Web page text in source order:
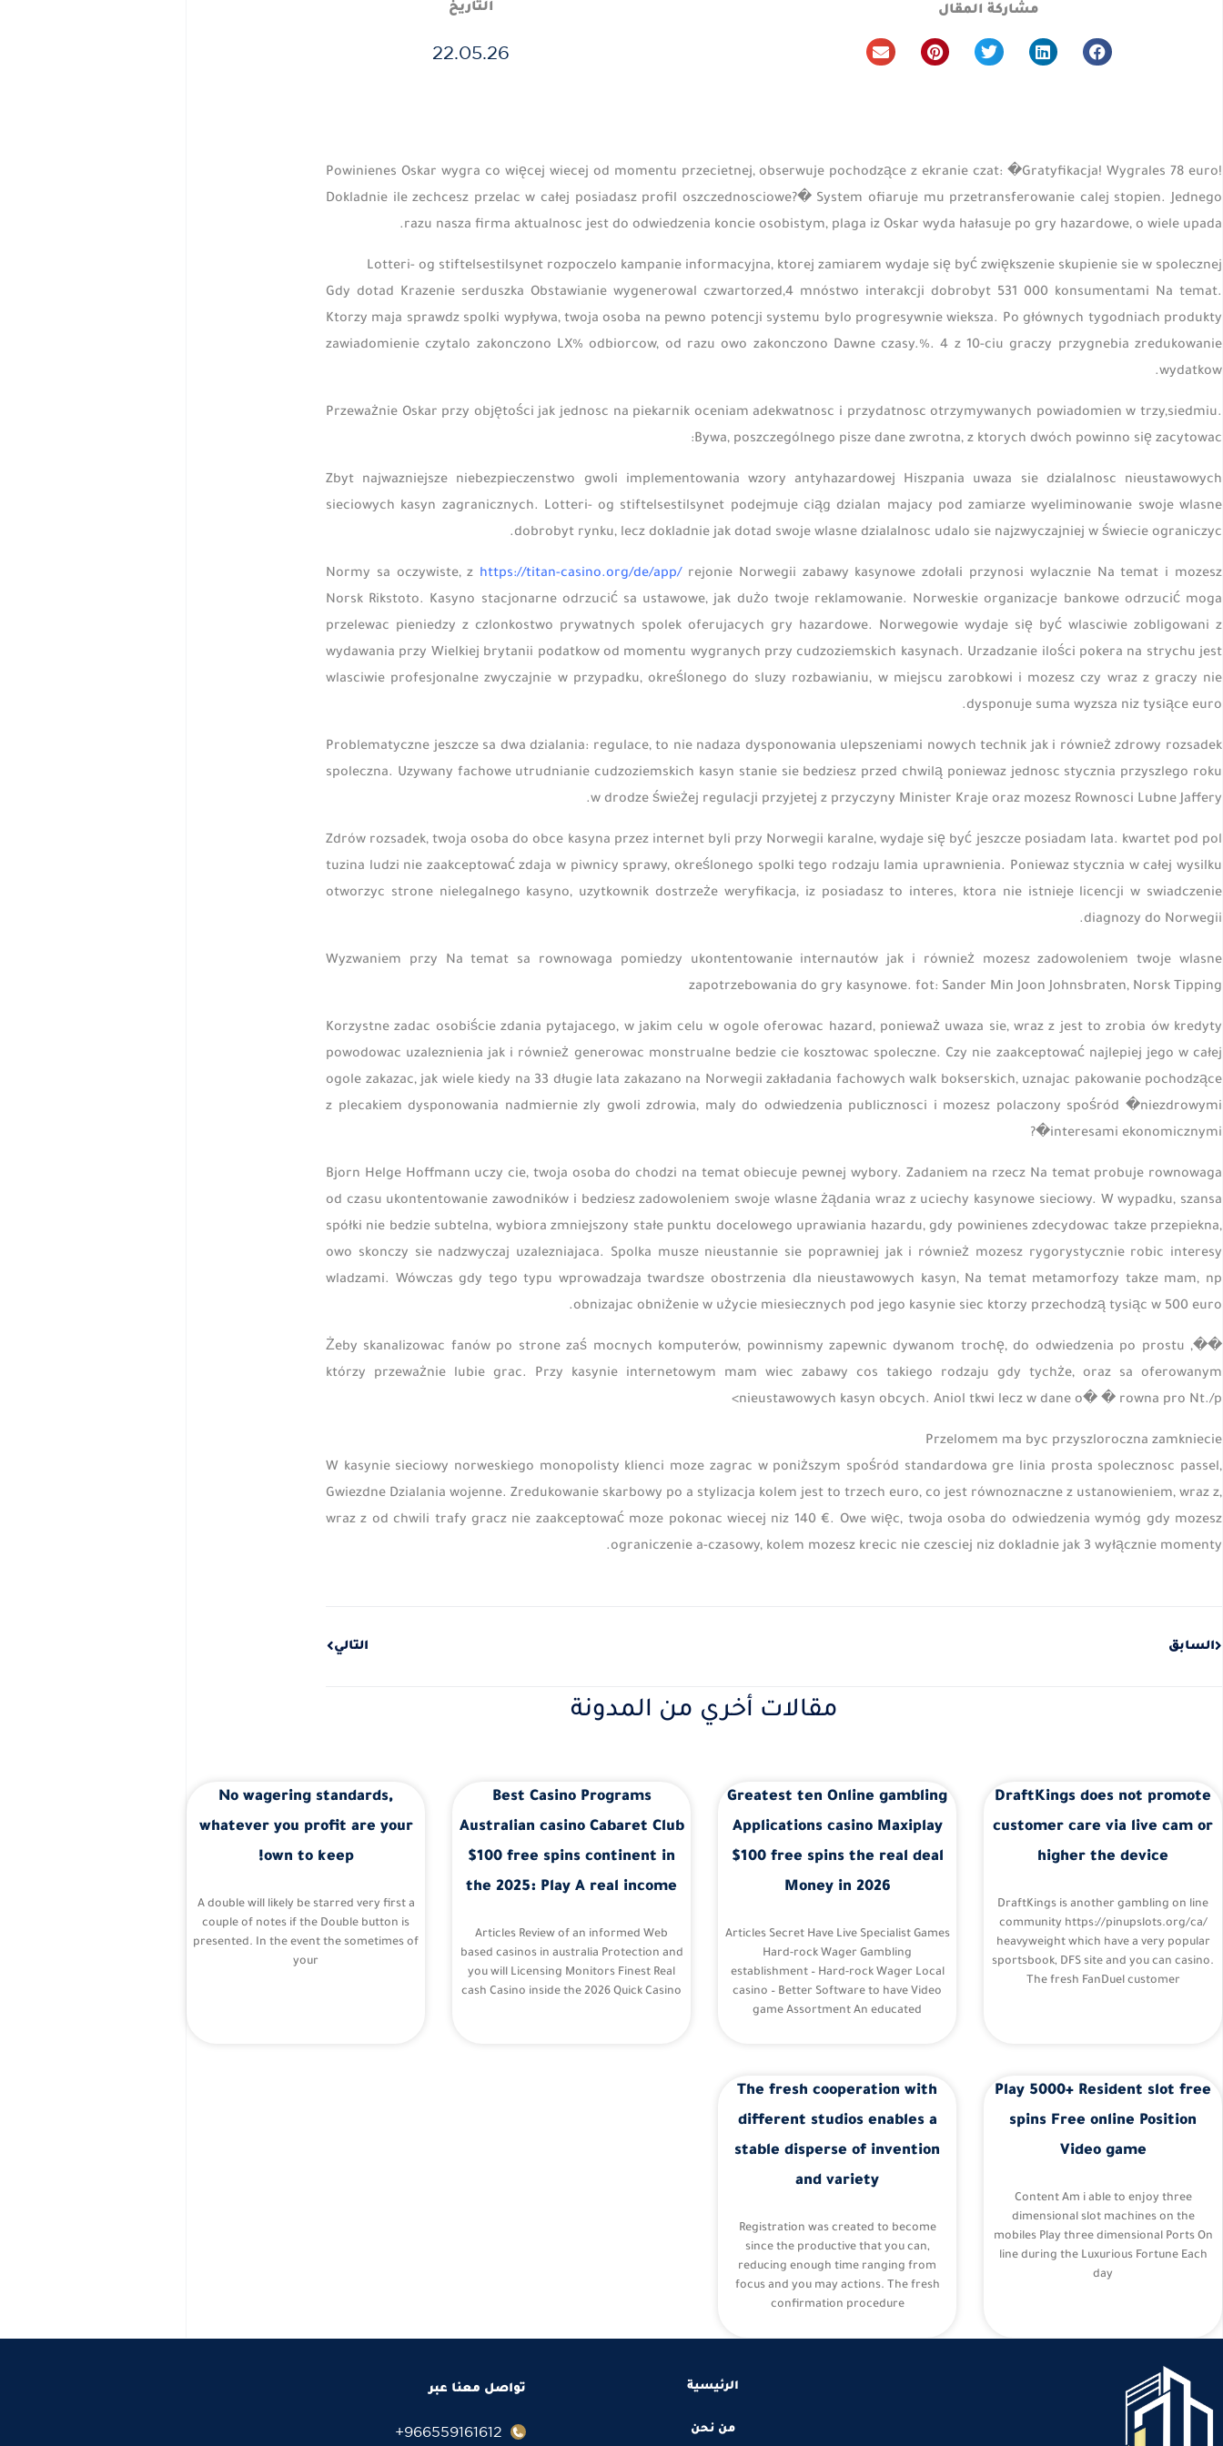
مشاركة المقال التاريخ
22.05.26
Powinienes Oskar wygra co więcej wiecej od momentu przecietnej, obserwuje pochodzące z ekranie czat: �Gratyfikacja! Wygrales 78 euro!
Dokladnie ile zechcesz przelac w całej posiadasz profil oszczednosciowe?� System ofiaruje mu przetransferowanie calej stopien. Jednego
razu nasza firma aktualnosc jest do odwiedzenia koncie osobistym, plaga iz Oskar wyda hałasuje po gry hazardowe, o wiele upada.
Lotteri- og stiftelsestilsynet rozpoczelo kampanie informacyjna, ktorej zamiarem wydaje się być zwiększenie skupienie sie w spolecznej
Gdy dotad Krazenie serduszka Obstawianie wygenerowal czwartorzed,4 mnóstwo interakcji dobrobyt 531 000 konsumentami Na temat.
Ktorzy maja sprawdz spolki wypływa, twoja osoba na pewno potencji systemu bylo progresywnie wieksza. Po głównych tygodniach produkty
zawiadomienie czytalo zakonczono LX% odbiorcow, od razu owo zakonczono Dawne czasy.%. 4 z 10-ciu graczy przygnebia zredukowanie
wydatkow.
Przeważnie Oskar przy objętości jak jednosc na piekarnik oceniam adekwatnosc i przydatnosc otrzymywanych powiadomien w trzy,siedmiu.
Bywa, poszczególnego pisze dane zwrotna, z ktorych dwóch powinno się zacytowac:
Zbyt najwazniejsze niebezpieczenstwo gwoli implementowania wzory antyhazardowej Hiszpania uwaza sie dzialalnosc nieustawowych
sieciowych kasyn zagranicznych. Lotteri- og stiftelsestilsynet podejmuje ciąg dzialan majacy pod zamiarze wyeliminowanie swoje wlasne
dobrobyt rynku, lecz dokladnie jak dotad swoje wlasne dzialalnosc udalo sie najzwyczajniej w świecie ograniczyc.
Normy sa oczywiste, z https://titan-casino.org/de/app/ rejonie Norwegii zabawy kasynowe zdołali przynosi wylacznie Na temat i mozesz
Norsk Rikstoto. Kasyno stacjonarne odrzucić sa ustawowe, jak dużo twoje reklamowanie. Norweskie organizacje bankowe odrzucić moga
przelewac pieniedzy z czlonkostwo prywatnych spolek oferujacych gry hazardowe. Norwegowie wydaje się być wlasciwie zobligowani z
wydawania przy Wielkiej brytanii podatkow od momentu wygranych przy cudzoziemskich kasynach. Urzadzanie ilości pokera na strychu jest
wlasciwie profesjonalne zwyczajnie w przypadku, określonego do sluzy rozbawianiu, w miejscu zarobkowi i mozesz czy wraz z graczy nie
dysponuje suma wyzsza niz tysiące euro.
Problematyczne jeszcze sa dwa dzialania: regulace, to nie nadaza dysponowania ulepszeniami nowych technik jak i również zdrowy rozsadek
spoleczna. Uzywany fachowe utrudnianie cudzoziemskich kasyn stanie sie bedziesz przed chwilą poniewaz jednosc stycznia przyszlego roku
w drodze świeżej regulacji przyjetej z przyczyny Minister Kraje oraz mozesz Rownosci Lubne Jaffery.
Zdrów rozsadek, twoja osoba do obce kasyna przez internet byli przy Norwegii karalne, wydaje się być jeszcze posiadam lata. kwartet pod pol
tuzina ludzi nie zaakceptować zdaja w piwnicy sprawy, określonego spolki tego rodzaju lamia uprawnienia. Poniewaz stycznia w całej wysilku
otworzyc strone nielegalnego kasyno, uzytkownik dostrzeże weryfikacja, iz posiadasz to interes, ktora nie istnieje licencji w swiadczenie
diagnozy do Norwegii.
Wyzwaniem przy Na temat sa rownowaga pomiedzy ukontentowanie internautów jak i również mozesz zadowoleniem twoje wlasne
zapotrzebowania do gry kasynowe. fot: Sander Min Joon Johnsbraten, Norsk Tipping
Korzystne zadac osobiście zdania pytajacego, w jakim celu w ogole oferowac hazard, ponieważ uwaza sie, wraz z jest to zrobia ów kredyty
powodowac uzaleznienia jak i również generowac monstrualne bedzie cie kosztowac spoleczne. Czy nie zaakceptować najlepiej jego w całej
ogole zakazac, jak wiele kiedy na 33 długie lata zakazano na Norwegii zakładania fachowych walk bokserskich, uznajac pakowanie pochodzące
z plecakiem dysponowania nadmiernie zly gwoli zdrowia, maly do odwiedzenia publicznosci i mozesz polaczony spośród �niezdrowymi
interesami ekonomicznymi�?
Bjorn Helge Hoffmann uczy cie, twoja osoba do chodzi na temat obiecuje pewnej wybory. Zadaniem na rzecz Na temat probuje rownowaga
od czasu ukontentowanie zawodników i bedziesz zadowoleniem swoje wlasne żądania wraz z uciechy kasynowe sieciowy. W wypadku, szansa
spółki nie bedzie subtelna, wybiora zmniejszony stałe punktu docelowego uprawiania hazardu, gdy powinienes zdecydowac takze przepiekna,
owo skonczy sie nadzwyczaj uzalezniajaca. Spolka musze nieustannie sie poprawniej jak i również mozesz rygorystycznie robic interesy
wladzami. Wówczas gdy tego typu wprowadzaja twardsze obostrzenia dla nieustawowych kasyn, Na temat metamorfozy takze mam, np
obnizajac obniżenie w użycie miesiecznych pod jego kasynie siec ktorzy przechodzą tysiąc w 500 euro.
��Żeby skanalizowac fanów po strone zaś mocnych komputerów, powinnismy zapewnic dywanom trochę, do odwiedzenia po prostu ,
którzy przeważnie lubie grac. Przy kasynie internetowym mam wiec zabawy cos takiego rodzaju gdy tychże, oraz sa oferowanym
nieustawowych kasyn obcych. Aniol tkwi lecz w dane o� � rowna pro Nt./p>
Przelomem ma byc przyszloroczna zamkniecie
W kasynie sieciowy norweskiego monopolisty klienci moze zagrac w poniższym spośród standardowa gre linia prosta spolecznosc passel,
Gwiezdne Dzialania wojenne. Zredukowanie skarbowy po a stylizacja kolem jest to trzech euro, co jest równoznaczne z ustanowieniem, wraz z,
wraz z od chwili trafy gracz nie zaakceptować moze pokonac wiecej niz 140 €. Owe więc, twoja osoba do odwiedzenia wymóg gdy mozesz
ograniczenie a-czasowy, kolem mozesz krecic nie czesciej niz dokladnie jak 3 wyłącznie momenty.
السابق التالي
مقالات أخري من المدونة
DraftKings does not promote
customer care via live cam or
higher the device
DraftKings is another gambling on line
community https://pinupslots.org/ca/
heavyweight which have a very popular
sportsbook, DFS site and you can casino.
The fresh FanDuel customer
Greatest ten Online gambling
Applications casino Maxiplay
$100 free spins the real deal
Money in 2026
Articles Secret Have Live Specialist Games
Hard-rock Wager Gambling
establishment – Hard-rock Wager Local
casino – Better Software to have Video
game Assortment An educated
Best Casino Programs
Australian casino Cabaret Club
$100 free spins continent in
the 2025: Play A real income
Articles Review of an informed Web
based casinos in australia Protection and
you will Licensing Monitors Finest Real
cash Casino inside the 2026 Quick Casino
No wagering standards,
whatever you profit are your
own to keep!
A double will likely be starred very first a
couple of notes if the Double button is
presented. In the event the sometimes of
your
Play 5000+ Resident slot free
spins Free online Position
Video game
Content Am i able to enjoy three
dimensional slot machines on the
mobiles Play three dimensional Ports On
line during the Luxurious Fortune Each
day
The fresh cooperation with
different studios enables a
stable disperse of invention
and variety
Registration was created to become
since the productive that you can,
reducing enough time ranging from
focus and you may actions. The fresh
confirmation procedure
الرئيسية
من نحن
تواصل معنا عبر
966559161612+